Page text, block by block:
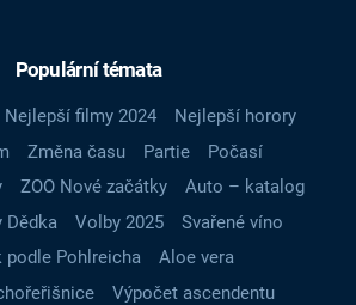
Populární témata
Nejlepší filmy 2024
Nejlepší horory
Změna času Partie
Počasí
ZOO Nové začátky
Auto – katalog
Dědka
Volby 2025
Svařené víno
podle Pohlreicha
Aloe vera
Výpočet ascendentu